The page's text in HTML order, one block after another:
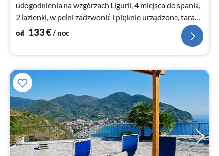
udogodnienia na wzgórzach Ligurii, 4 miejsca do spania,
2 łazienki, w pełni zadzwonić i pięknie urządzone, taras z
solarium i grillem.
od 133€/ noc